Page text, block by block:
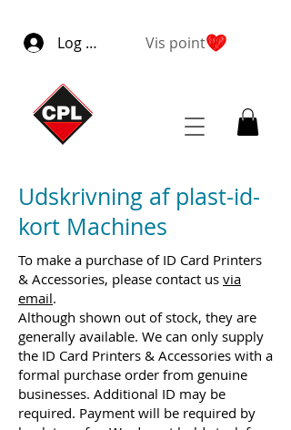
Log ind Vis point
Udskrivning af plast-id-
kort Machines
To make a purchase of ID Card Printers
& Accessories, please contact us via
email.
Although shown out of stock, they are
generally available. We can only supply
the ID Card Printers & Accessories with a
formal purchase order from genuine
businesses. Additional ID may be
required. Payment will be required by